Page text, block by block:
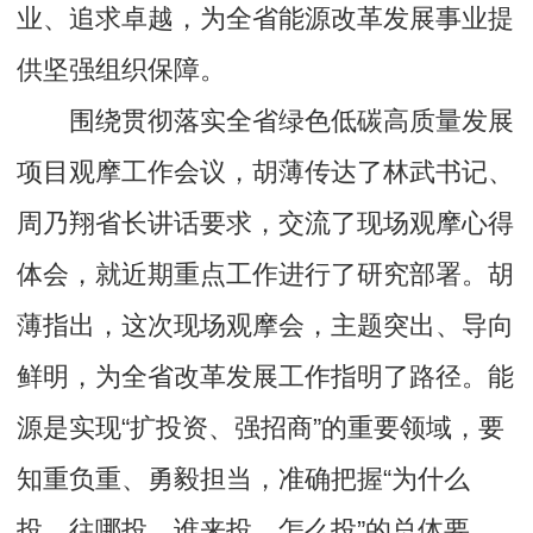
业、追求卓越，为全省能源改革发展事业提
供坚强组织保障。
围绕贯彻落实全省绿色低碳高质量发展
项目观摩工作会议，胡薄传达了林武书记、
周乃翔省长讲话要求，交流了现场观摩心得
体会，就近期重点工作进行了研究部署。胡
薄指出，这次现场观摩会，主题突出、导向
鲜明，为全省改革发展工作指明了路径。能
源是实现“扩投资、强招商”的重要领域，要
知重负重、勇毅担当，准确把握“为什么